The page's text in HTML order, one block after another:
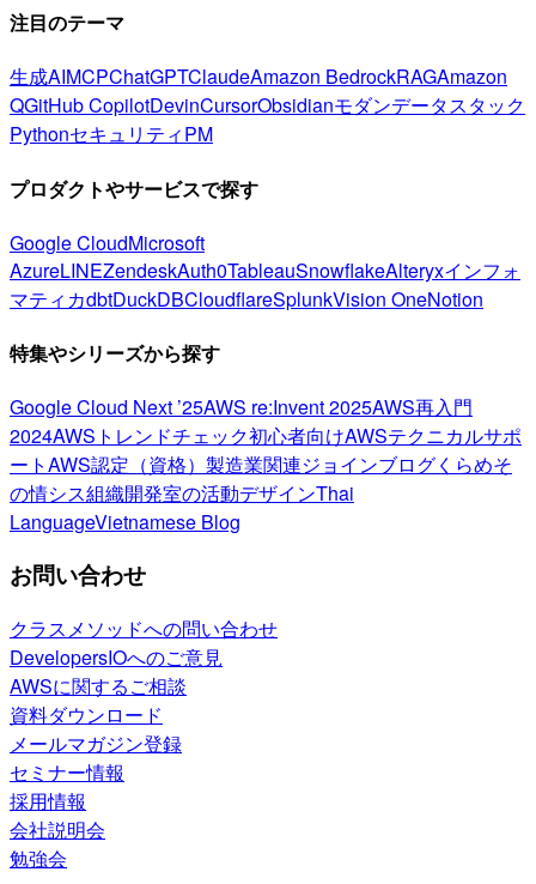
注目のテーマ
生成AIMCPChatGPTClaudeAmazon BedrockRAGAmazon
QGitHub CopilotDevinCursorObsidianモダンデータスタック
PythonセキュリティPM
プロダクトやサービスで探す
Google CloudMicrosoft
AzureLINEZendeskAuth0TableauSnowflakeAlteryxインフォ
マティカdbtDuckDBCloudflareSplunkVision OneNotion
特集やシリーズから探す
Google Cloud Next ’25AWS re:Invent 2025AWS再入門
2024AWSトレンドチェック初心者向けAWSテクニカルサポ
ートAWS認定（資格） 製造業関連ジョインブログくらめそ
の情シス組織開発室の活動デザインThai
LanguageVietnamese Blog
お問い合わせ
クラスメソッドへの問い合わせ
DevelopersIOへのご意見
AWSに関するご相談
資料ダウンロード
メールマガジン登録
セミナー情報
採用情報
会社説明会
勉強会